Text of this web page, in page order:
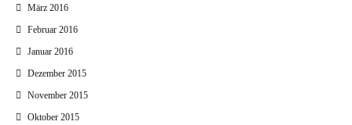
März 2016
Februar 2016
Januar 2016
Dezember 2015
November 2015
Oktober 2015